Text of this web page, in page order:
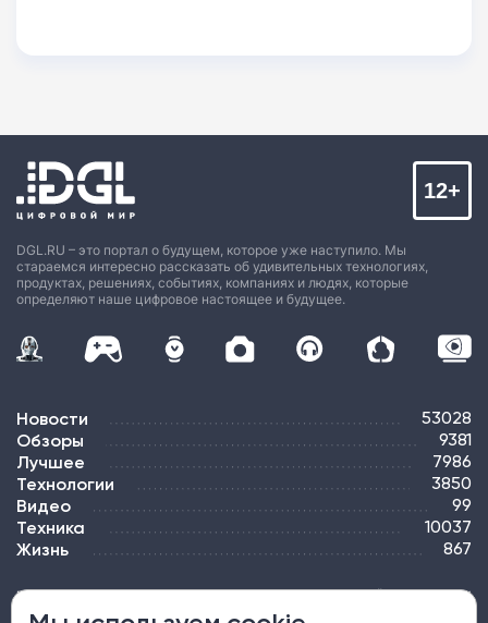
DGL.RU – это портал о будущем, которое уже наступило. Мы
стараемся интересно рассказать об удивительных технологиях,
продуктах, решениях, событиях, компаниях и людях, которые
определяют наше цифровое настоящее и будущее.
12+
Новости 53028
Обзоры 9381
Лучшее 7986
Технологии 3850
Видео 99
Техника 10037
Жизнь 867
ПОДПИСКА РЕКЛАМА КОНТАКТЫ КАРТА САЙТА ТЭГИ